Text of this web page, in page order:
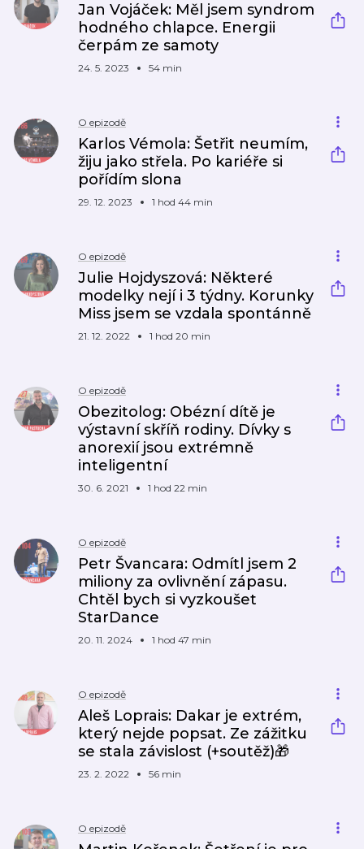
Jan Vojáček: Měl jsem syndrom
hodného chlapce. Energii
čerpám ze samoty
24. 5. 2023 54 min
O epizodě
Karlos Vémola: Šetřit neumím,
žiju jako střela. Po kariéře si
pořídím slona
29. 12. 2023 1 hod 44 min
O epizodě
Julie Hojdyszová: Některé
modelky nejí i 3 týdny. Korunky
Miss jsem se vzdala spontánně
21. 12. 2022 1 hod 20 min
O epizodě
Obezitolog: Obézní dítě je
výstavní skříň rodiny. Dívky s
anorexií jsou extrémně
inteligentní
30. 6. 2021 1 hod 22 min
O epizodě
Petr Švancara: Odmítl jsem 2
miliony za ovlivnění zápasu.
Chtěl bych si vyzkoušet
StarDance
20. 11. 2024 1 hod 47 min
O epizodě
Aleš Loprais: Dakar je extrém,
který nejde popsat. Ze zážitku
se stala závislost (+soutěž)🎁
23. 2. 2022 56 min
O epizodě